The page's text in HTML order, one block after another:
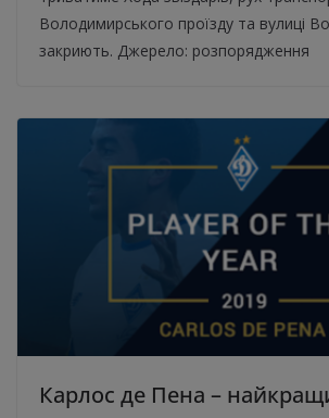
Володимирського проїзду та вулиці
закриють. Джерело: розпорядження
Карлос де Пена –